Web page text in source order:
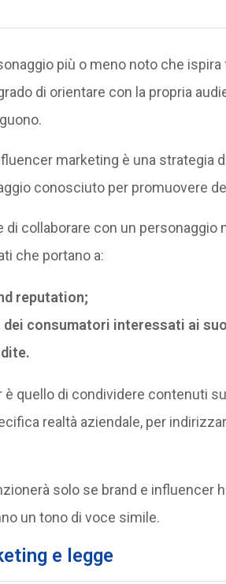
più o meno noto che
di orientare con la propria
marketing è una strategia
conosciuto per promuovere
di collaborare con un
che portano a:
reputation;
dei consumatori interessati ai
è quello di condividere contenuti
realtà aziendale, per
solo se brand e influencer
un tono di voce simile.
e legge